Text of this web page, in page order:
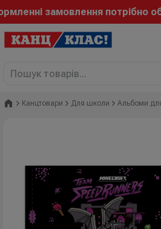
замовлення потрібно
Головна
Канцтовари Для школи Альбоми